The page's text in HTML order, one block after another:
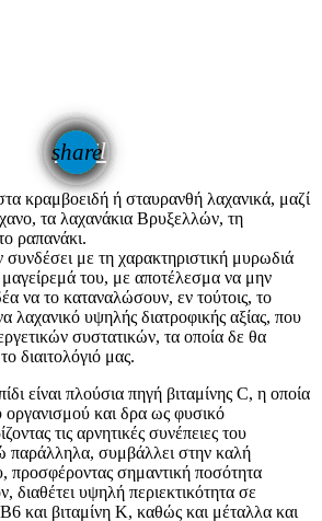
share
email
κραμβοειδή ή σταυρανθή λαχανικά, μαζί
τα λαχανάκια Βρυξελλών, τη
ραπανάκι.
συνδέσει με τη χαρακτηριστική μυρωδιά
του, με αποτέλεσμα να μην
να το καταναλώσουν, εν τούτοις, το
λαχανικό υψηλής διατροφικής αξίας, που
συστατικών, τα οποία δε θα
διαιτολόγιό μας.
είναι πλούσια πηγή βιταμίνης C, η οποία
οργανισμού και δρα ως φυσικό
τις αρνητικές συνέπειες του
παράλληλα, συμβάλλει στην καλή
προσφέροντας σημαντική ποσότητα
διαθέτει υψηλή περιεκτικότητα σε
και βιταμίνη Κ, καθώς και μέταλλα και